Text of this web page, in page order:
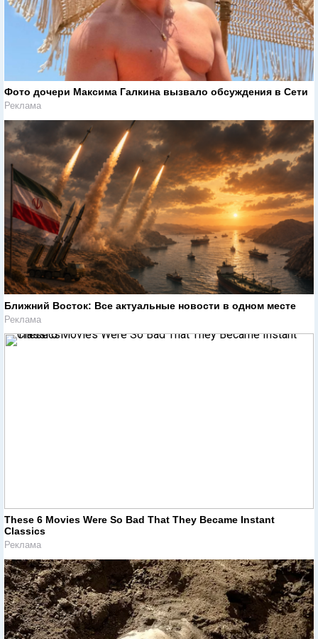
Фото дочери Максима Галкина вызвало обсуждения в Сети
Реклама
Ближний Восток: Все актуальные новости в одном месте
Реклама
These 6 Movies Were So Bad That They Became Instant
Classics
Реклама